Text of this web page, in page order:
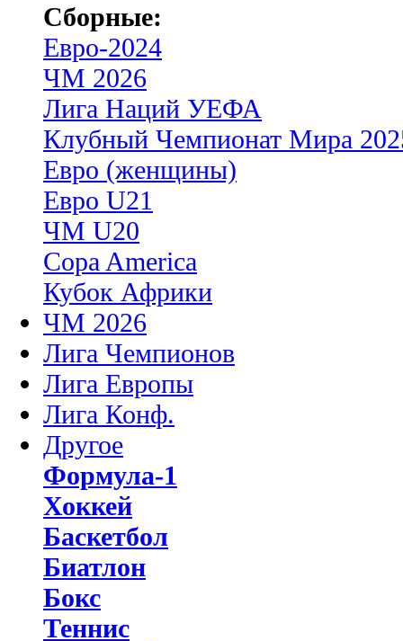
Сборные:
Евро-2024
ЧМ 2026
Лига Наций УЕФА
Клубный Чемпионат Мира
Евро (женщины)
Евро U21
ЧМ U20
Copa America
Кубок Африки
ЧМ 2026
Лига Чемпионов
Лига Европы
Лига Конф.
Другое
Формула-1
Хоккей
Баскетбол
Биатлон
Бокс
Теннис